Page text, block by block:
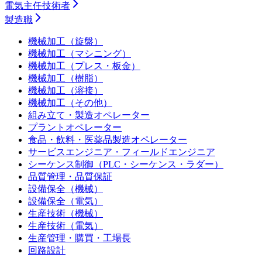
電気主任技術者
製造職
機械加工（旋盤）
機械加工（マシニング）
機械加工（プレス・板金）
機械加工（樹脂）
機械加工（溶接）
機械加工（その他）
組み立て・製造オペレーター
プラントオペレーター
食品・飲料・医薬品製造オペレーター
サービスエンジニア・フィールドエンジニア
シーケンス制御（PLC・シーケンス・ラダー）
品質管理・品質保証
設備保全（機械）
設備保全（電気）
生産技術（機械）
生産技術（電気）
生産管理・購買・工場長
回路設計